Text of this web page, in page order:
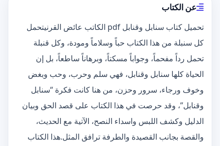
عن الكتاب
تحميل كتاب سنابل وقنابل pdf الكاتب عائض القرنيتحمل
كل سنبلة من هذا الكتاب حباً وسلاماً ومودة، وكل قنبلة
تحمل رداً مفحماً، وجواباً مسكتاً، وبرهاناً ساطعاً، بل إن
الحياة كلها سنابل وقنابل، فهي سلم وحرب، وحب وبغض
وخوف ورجاء، سرور وحزن، من هنا كانت فكرة “سنابل
وقنابل”، وقد حرصت في هذا الكتاب على قصد الحق وبيان
الدليل وكشف اللبس واسداء النصح، الآتية مع الحديث،
والقصة بجانب القصيدة والطرفة ترافق المثل.هذا الكتاب